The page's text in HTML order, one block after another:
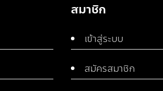
สมาชิก
เข้าสู่ระบบ
สมัครสมาชิก